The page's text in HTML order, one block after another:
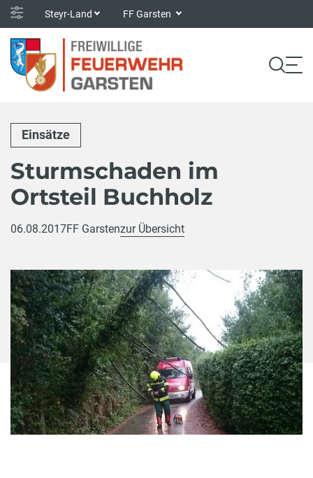
Steyr-Land FF Garsten
Einsätze
Sturmschaden im
Ortsteil Buchholz
06.08.2017FF Garstenzur Übersicht